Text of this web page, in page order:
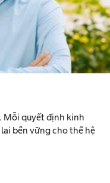
Mỗi quyết định kinh
bền vững cho thế hệ